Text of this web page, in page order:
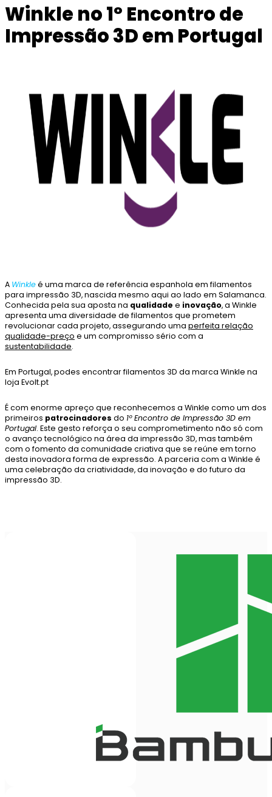
Winkle no 1º Encontro de
Impressão 3D em Portugal
A Winkleé uma marca de referência espanhola em filamentos
para impressão 3D, nascida mesmo aqui ao lado em Salamanca.
Conhecida pela sua aposta na qualidade e inovação, a Winkle
apresenta uma diversidade de filamentos que prometem
revolucionar cada projeto, assegurando uma perfeita relação
qualidade-preço e um compromisso sério com a
sustentabilidade.
Em Portugal, podes encontrar filamentos 3D da marca Winkle na
loja Evolt.pt
É com enorme apreço que reconhecemos a Winkle como um dos
primeiros patrocinadores do 1º Encontro de Impressão 3D em
Portugal. Este gesto reforça o seu comprometimento não só com
o avanço tecnológico na área da impressão 3D, mas também
com o fomento da comunidade criativa que se reúne em torno
desta inovadora forma de expressão. A parceria com a Winkle é
uma celebração da criatividade, da inovação e do futuro da
impressão 3D.